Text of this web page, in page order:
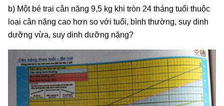
b) Một bé trai cân nặng 9,5 kg khi tròn 24 tháng tuổi thuộc
loại cân nặng cao hơn so với tuổi, bình thường, suy dinh
dưỡng vừa, suy dinh dưỡng nặng?